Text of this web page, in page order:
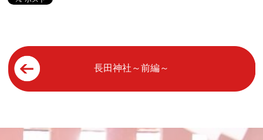
長田神社～前編～